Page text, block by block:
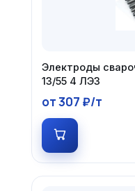
Электроды
13/55 4 ЛЭЗ
от 307 ₽/т